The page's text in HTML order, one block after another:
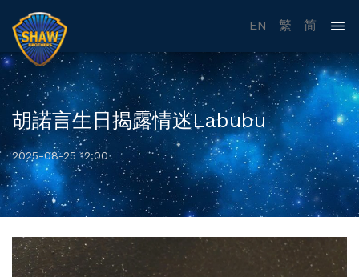
EN 繁 简
胡諾言生日揭露情迷Labubu
2025-08-25 12:00